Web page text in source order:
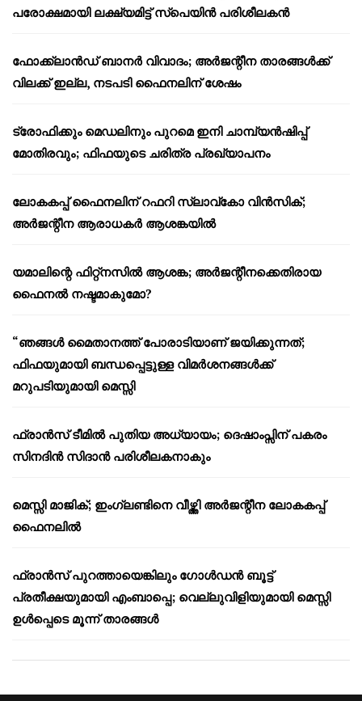
പരോക്ഷമായി ലക്ഷ്യമിട്ട് സ്പെയിൻ പരിശീലകൻ
ഫോക്ക്‌ലാൻഡ് ബാനർ വിവാദം; അർജന്റീന താരങ്ങൾക്ക്
വിലക്ക് ഇല്ല, നടപടി ഫൈനലിന് ശേഷം
ട്രോഫിക്കും മെഡലിനും പുറമെ ഇനി ചാമ്പ്യൻഷിപ്പ്
മോതിരവും; ഫിഫയുടെ ചരിത്ര പ്രഖ്യാപനം
ലോകകപ്പ് ഫൈനലിന് റഫറി സ്ലാവ്‌കോ വിൻസിക്;
അർജന്റീന ആരാധകർ ആശങ്കയിൽ
യമാലിന്റെ ഫിറ്റ്നസിൽ ആശങ്ക; അർജന്റീനക്കെതിരായ
ഫൈനൽ നഷ്ടമാകുമോ?
“ഞങ്ങൾ മൈതാനത്ത് പോരാടിയാണ് ജയിക്കുന്നത്;
ഫിഫയുമായി ബന്ധപ്പെട്ടുള്ള വിമർശനങ്ങൾക്ക്
മറുപടിയുമായി മെസ്സി
ഫ്രാൻസ് ടീമിൽ പുതിയ അധ്യായം; ദെഷാംപ്സിന് പകരം
സിനദിൻ സിദാൻ പരിശീലകനാകും
മെസ്സി മാജിക്; ഇംഗ്ലണ്ടിനെ വീഴ്ത്തി അർജന്റീന ലോകകപ്പ്
ഫൈനലിൽ
ഫ്രാൻസ് പുറത്തായെങ്കിലും ഗോൾഡൻ ബൂട്ട്
പ്രതീക്ഷയുമായി എംബാപ്പെ; വെല്ലുവിളിയുമായി മെസ്സി
ഉൾപ്പെടെ മൂന്ന് താരങ്ങൾ